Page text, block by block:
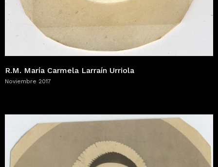
R.M. María Carmela Larraín Urriola
Noviembre 2017